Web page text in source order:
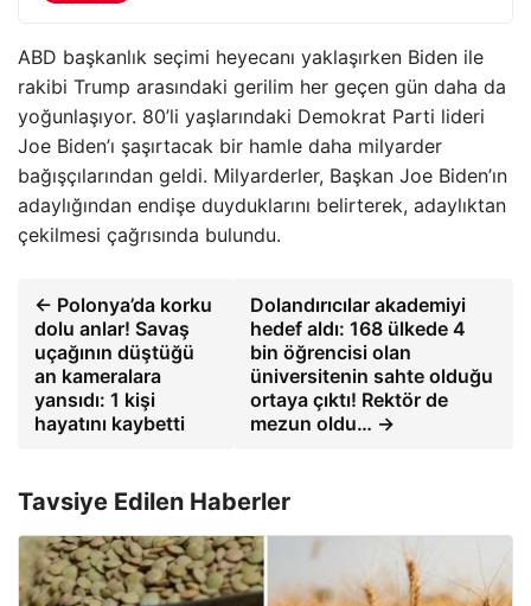
ABD başkanlık seçimi heyecanı yaklaşırken Biden ile
rakibi Trump arasındaki gerilim her geçen gün daha da
yoğunlaşıyor. 80’li yaşlarındaki Demokrat Parti lideri
Joe Biden’ı şaşırtacak bir hamle daha milyarder
bağışçılarından geldi. Milyarderler, Başkan Joe Biden’ın
adaylığından endişe duyduklarını belirterek, adaylıktan
çekilmesi çağrısında bulundu.
← Polonya’da korku
dolu anlar! Savaş
uçağının düştüğü
an kameralara
yansıdı: 1 kişi
hayatını kaybetti
Dolandırıcılar akademiyi
hedef aldı: 168 ülkede 4
bin öğrencisi olan
üniversitenin sahte olduğu
ortaya çıktı! Rektör de
mezun oldu… →
Tavsiye Edilen Haberler